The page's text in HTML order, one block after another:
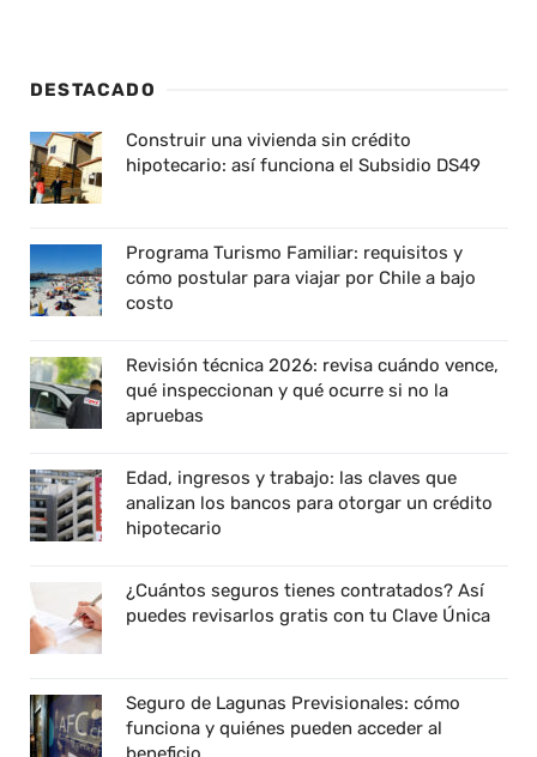
DESTACADO
Construir una vivienda sin crédito
hipotecario: así funciona el Subsidio DS49
Programa Turismo Familiar: requisitos y
cómo postular para viajar por Chile a bajo
costo
Revisión técnica 2026: revisa cuándo vence,
qué inspeccionan y qué ocurre si no la
apruebas
Edad, ingresos y trabajo: las claves que
analizan los bancos para otorgar un crédito
hipotecario
¿Cuántos seguros tienes contratados? Así
puedes revisarlos gratis con tu Clave Única
Seguro de Lagunas Previsionales: cómo
funciona y quiénes pueden acceder al